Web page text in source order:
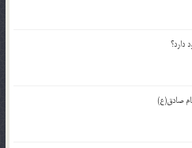
دارد؟
صادق(ع)